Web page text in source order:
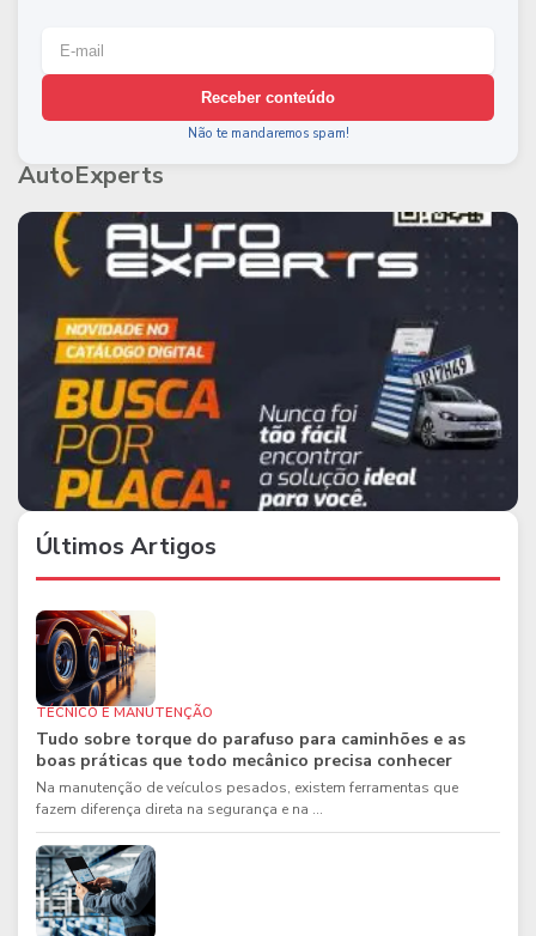
Receber conteúdo
Não te mandaremos spam!
AutoExperts
Últimos Artigos
TÉCNICO E MANUTENÇÃO
Tudo sobre torque do parafuso para caminhões e as
boas práticas que todo mecânico precisa conhecer
Na manutenção de veículos pesados, existem ferramentas que
fazem diferença direta na segurança e na ...